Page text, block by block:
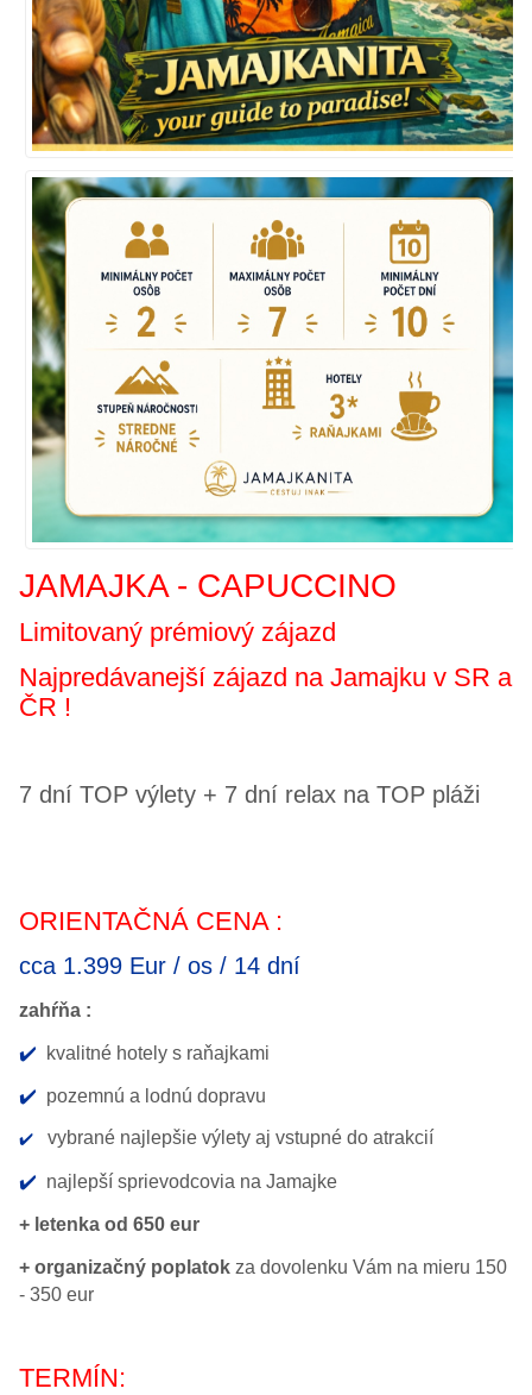
JAMAJKA - CAPUCCINO
Limitovaný prémiový zájazd
Najpredávanejší zájazd na Jamajku v SR a
ČR !
7 dní TOP výlety + 7 dní relax na TOP pláži
ORIENTAČNÁ CENA :
cca 1.399 Eur / os / 14 dní
zahŕňa :
✔️ kvalitné hotely s raňajkami
✔️ pozemnú a lodnú dopravu
✔️vybrané najlepšie výlety aj vstupné do atrakcií
✔️ najlepší sprievodcovia na Jamajke
+ letenka od 650 eur
+ organizačný poplatok za dovolenku Vám na mieru 150
- 350 eur
TERMÍN: